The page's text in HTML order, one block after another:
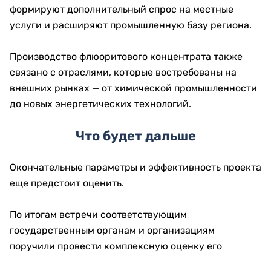
формируют дополнительный спрос на местные
услуги и расширяют промышленную базу региона.
Производство флюоритового концентрата также
связано с отраслями, которые востребованы на
внешних рынках — от химической промышленности
до новых энергетических технологий.
Что будет дальше
Окончательные параметры и эффективность проекта
еще предстоит оценить.
По итогам встречи соответствующим
государственным органам и организациям
поручили провести комплексную оценку его